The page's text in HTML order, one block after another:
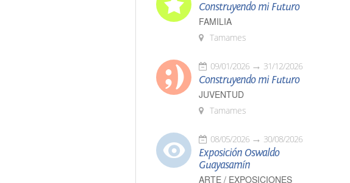
Construyendo mi Futuro
FAMILIA
Tamames
09/01/2026 31/12/2026
Construyendo mi Futuro
JUVENTUD
Tamames
08/05/2026 30/08/2026
Exposición Oswaldo
Guayasamín
ARTE / EXPOSICIONES